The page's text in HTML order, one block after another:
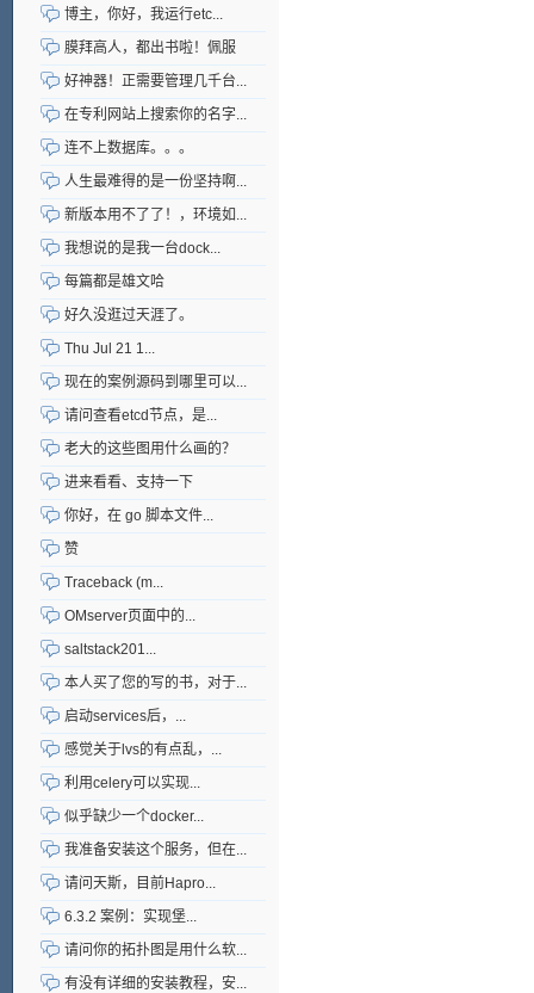
博主，你好，我运行etc...
膜拜高人，都出书啦！佩服
好神器！正需要管理几千台...
在专利网站上搜索你的名字...
连不上数据库。。。
人生最难得的是一份坚持啊...
新版本用不了了！，环境如...
我想说的是我一台dock...
每篇都是雄文哈
好久没逛过天涯了。
Thu Jul 21 1...
现在的案例源码到哪里可以...
请问查看etcd节点，是...
老大的这些图用什么画的？
进来看看、支持一下
你好，在 go 脚本文件...
赞
Traceback (m...
OMserver页面中的...
saltstack201...
本人买了您的写的书，对于...
启动services后，...
感觉关于lvs的有点乱，...
利用celery可以实现...
似乎缺少一个docker...
我准备安装这个服务，但在...
请问天斯，目前Hapro...
6.3.2 案例：实现堡...
请问你的拓扑图是用什么软...
有没有详细的安装教程，安...